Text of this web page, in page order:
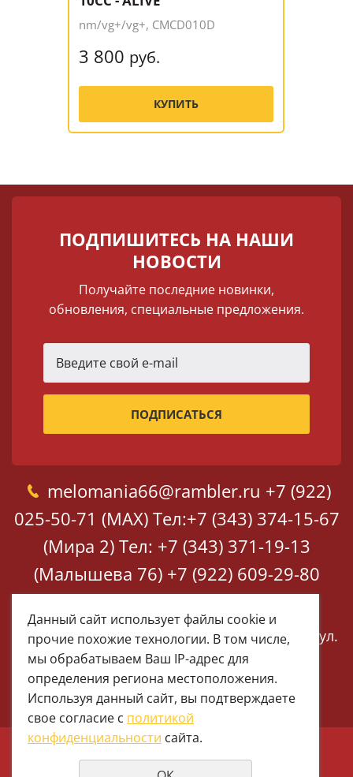
nm/vg+/vg+, CMCD010D
3 800 руб.
КУПИТЬ
ПОДПИШИТЕСЬ НА НАШИ
НОВОСТИ
Получайте последние новинки,
обновления, специальные предложения.
melomania66@rambler.ru +7 (922)
025-50-71 (MAX) Тел:+7 (343) 374-15-67
(Мира 2) Тел: +7 (343) 371-19-13
(Малышева 76) +7 (922) 609-29-80
(MAX)
Екатеринбург, ул. Мира 2
Екатеринбург, ул.
Малышева 76
© 1997 - 2026 Меломания
Данный сайт использует файлы cookie и
прочие похожие технологии. В том числе,
мы обрабатываем Ваш IP-адрес для
определения региона местоположения.
Используя данный сайт, вы подтверждаете
свое согласие с политикой
конфиденциальности сайта.